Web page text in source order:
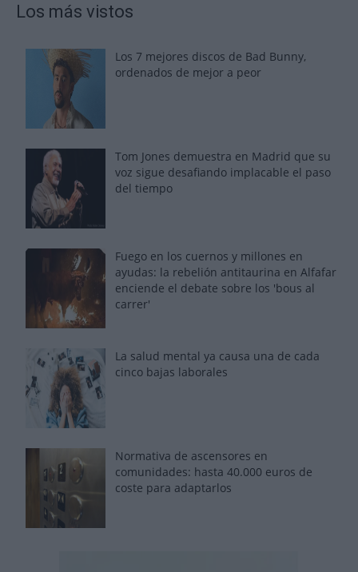
Los más vistos
Los 7 mejores discos de Bad Bunny,
ordenados de mejor a peor
Tom Jones demuestra en Madrid que su
voz sigue desafiando implacable el paso
del tiempo
Fuego en los cuernos y millones en
ayudas: la rebelión antitaurina en Alfafar
enciende el debate sobre los 'bous al
carrer'
La salud mental ya causa una de cada
cinco bajas laborales
Normativa de ascensores en
comunidades: hasta 40.000 euros de
coste para adaptarlos